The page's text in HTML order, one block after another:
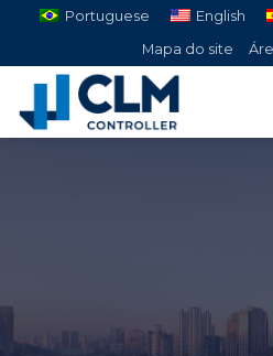
Pular
o
conteúdo
Portuguese English
Mapa do site